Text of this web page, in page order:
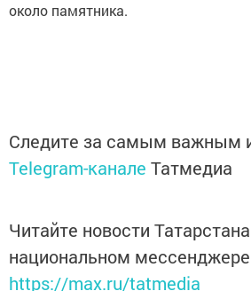
около памятника.
Следите за самым важным
Telegram-канале Татмедиа
Читайте новости
национальном
https://max.ru/tatmedia